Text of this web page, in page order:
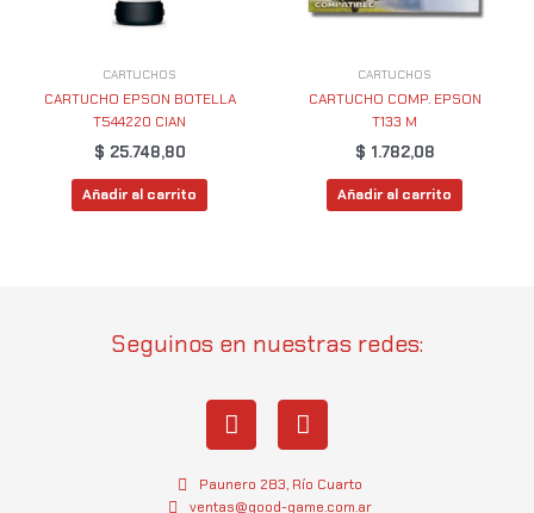
CARTUCHOS
CARTUCHO EPSON BOTELLA
T544220 CIAN
$ 25.748,80
Añadir al carrito
CARTUCHOS
CARTUCHO COMP. EPSON
T133 M
$ 1.782,08
Añadir al carrito
Seguinos en nuestras redes:
I
n
t
W
h
t
Paunero 283, Río Cuarto
ventas@good-game.com.ar